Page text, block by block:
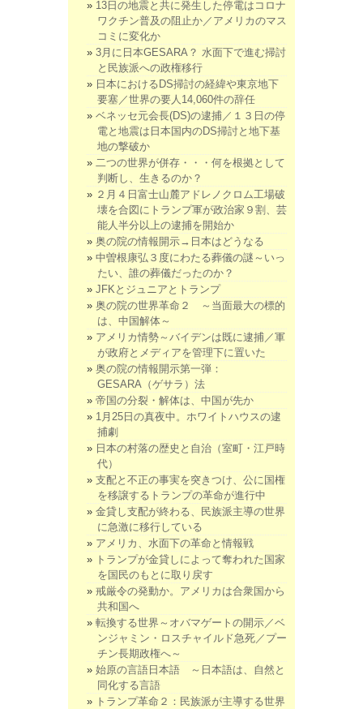
13日の地震と共に発生した停電はコロナ
ワクチン普及の阻止か／アメリカのマス
コミに変化か
3月に日本GESARA？ 水面下で進む掃討
と民族派への政権移行
日本におけるDS掃討の経緯や東京地下
要塞／世界の要人14,060件の辞任
ベネッセ元会長(DS)の逮捕／１３日の停
電と地震は日本国内のDS掃討と地下基
地の撃破か
二つの世界が併存・・・何を根拠として
判断し、生きるのか？
２月４日富士山麓アドレノクロム工場破
壊を合図にトランプ軍が政治家９割、芸
能人半分以上の逮捕を開始か
奥の院の情報開示→日本はどうなる
中曽根康弘３度にわたる葬儀の謎～いっ
たい、誰の葬儀だったのか？
JFKとジュニアとトランプ
奥の院の世界革命２ ～当面最大の標的
は、中国解体～
アメリカ情勢～バイデンは既に逮捕／軍
が政府とメディアを管理下に置いた
奥の院の情報開示第一弾：
GESARA（ゲサラ）法
帝国の分裂・解体は、中国が先か
1月25日の真夜中。ホワイトハウスの逮
捕劇
日本の村落の歴史と自治（室町・江戸時
代）
支配と不正の事実を突きつけ、公に国権
を移譲するトランプの革命が進行中
金貸し支配が終わる、民族派主導の世界
に急激に移行している
アメリカ、水面下の革命と情報戦
トランプが金貸しによって奪われた国家
を国民のもとに取り戻す
戒厳令の発動か。アメリカは合衆国から
共和国へ
転換する世界～オバマゲートの開示／ベ
ンジャミン・ロスチャイルド急死／プー
チン長期政権へ～
始原の言語日本語 ～日本語は、自然と
同化する言語
トランプ革命２：民族派が主導する世界